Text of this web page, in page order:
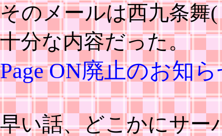
そのメールは西九条舞
十分な内容だった。
Page ON廃止のお知
早い話、どこかにサー